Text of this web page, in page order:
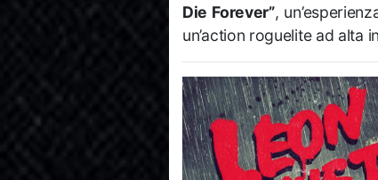
Die Forever”,
un’action roguelite ad alta